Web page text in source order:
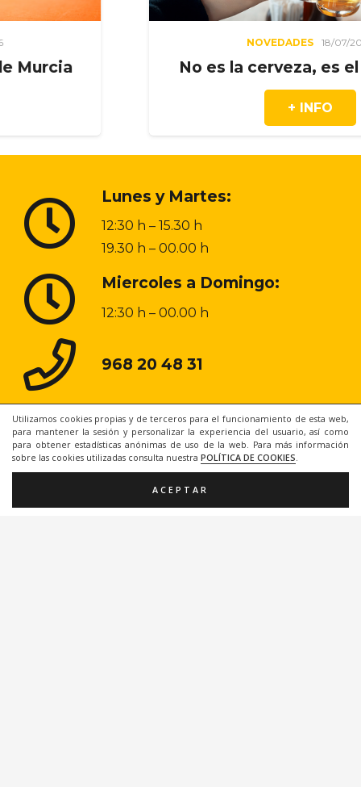
Utilizamos cookies propias y de terceros para el funcionamiento de esta web,
para mantener la sesión y personalizar la experiencia del usuario, así como
para obtener estadísticas anónimas de uso de la web. Para más información
sobre las cookies utilizadas consulta nuestra POLÍTICA DE COOKIES.
ACEPTAR
NOVEDADES 18/07/2026
No es la cerveza, es el
Lunes y Martes:
12:30 h – 15.30 h
19.30 h – 00.00 h
Miercoles a Domingo:
12:30 h – 00.00 h
968 20 48 31